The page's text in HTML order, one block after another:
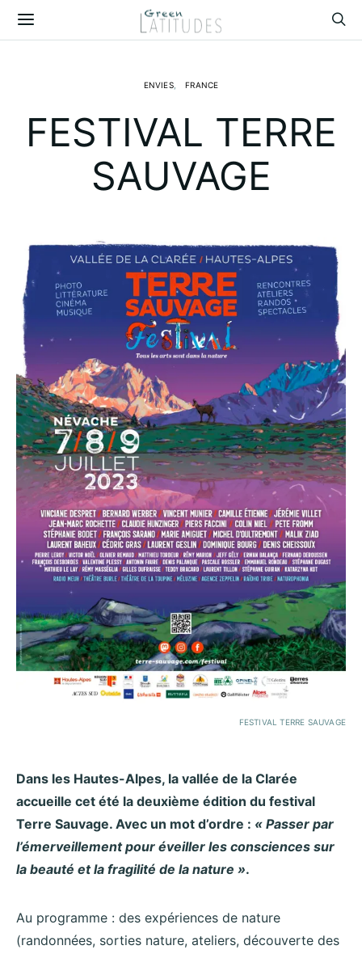
ENVIES FRANCE
FESTIVAL TERRE
SAUVAGE
FESTIVAL TERRE SAUVAGE
Dans les Hautes-Alpes, la vallée de la Clarée
accueille cet été la deuxième édition du festival
Terre Sauvage. Avec un mot d’ordre : « Passer par
l’émerveillement pour éveiller les consciences sur
la beauté et la fragilité de la nature ».
Au programme : des expériences de nature
(randonnées, sorties nature, ateliers, découverte des